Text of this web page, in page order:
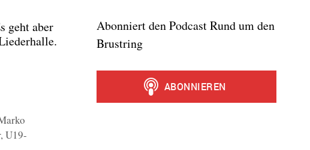
geht aber
,U19-
Abonniert den Podcast Rund um den
Brustring